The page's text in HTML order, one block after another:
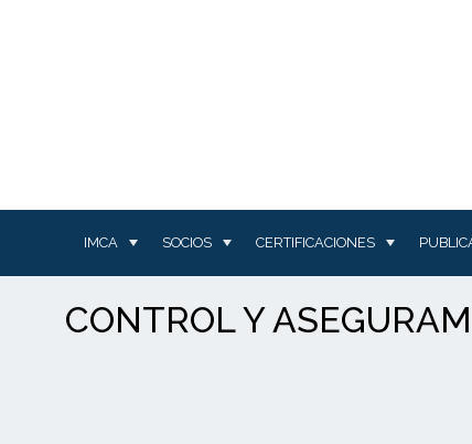
IMCA SOCIOS CERTIFICACIONES
CONTROL Y